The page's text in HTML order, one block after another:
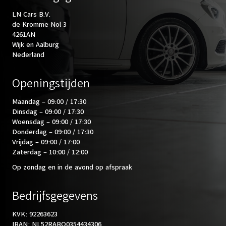
LN Cars B.V.
de Kromme Nol 3
4261AN
Wijk en Aalburg
Nederland
Openingstijden
Maandag – 09:00 / 17:30
Dinsdag – 09:00 / 17:30
Woensdag – 09:00 / 17:30
Donderdag – 09:00 / 17:30
Vrijdag – 09:00 / 17:00
Zaterdag – 10:00 / 12:00
Op zondag en in de avond op afspraak
Bedrijfsgegevens
KVK: 92263623
IBAN: NL52RABO0354434306